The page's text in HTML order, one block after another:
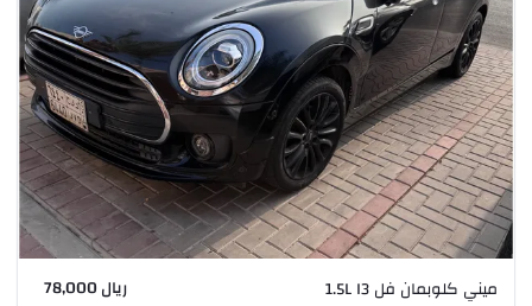
ميني كلوبمان فل 1.5L I3 ريال 78,000